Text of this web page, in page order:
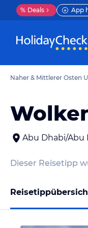
% Deals App
Naher & Mittlerer Osten
Abu Dhabi/Abu
Dieser Reisetipp